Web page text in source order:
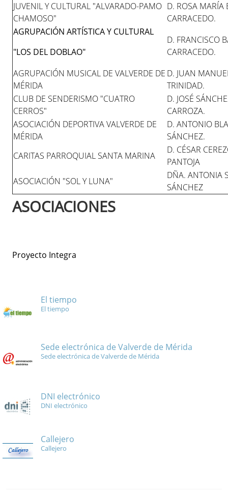
ASOCIACIONES
JUVENIL Y CULTURAL "ALVARADO-PAMO
CHAMOSO"
D. ROSA MARÍA
CARRACEDO.
AGRUPACIÓN ARTÍSTICA Y CULTURAL
"LOS DEL DOBLAO"
D. FRANCISCO
CARRACEDO.
AGRUPACIÓN MUSICAL DE VALVERDE DE
MÉRIDA
D. JUAN
TRINIDAD.
CLUB DE SENDERISMO "CUATRO
CERROS"
D. JOSÉ
CARROZA.
ASOCIACIÓN DEPORTIVA VALVERDE DE
MÉRIDA
D. ANTONIO
SÁNCHEZ.
CARITAS PARROQUIAL SANTA MARINA
D. CÉSAR
PANTOJA
ASOCIACIÓN "SOL Y LUNA"
DÑA. ANTONIA
SÁNCHEZ
Proyecto Integra
El tiempo
El tiempo
Sede electrónica de Valverde de Mérida
Sede electrónica de Valverde de Mérida
DNI electrónico
DNI electrónico
Callejero
Callejero